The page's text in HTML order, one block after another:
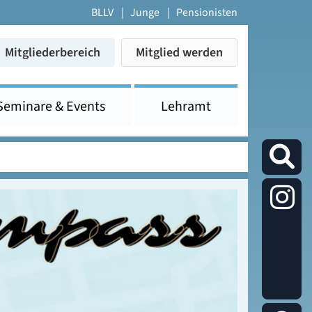
Die
BLLV Junge Pensionisten
Mitgliederbereich Mitglied werden
& Events Lehramt